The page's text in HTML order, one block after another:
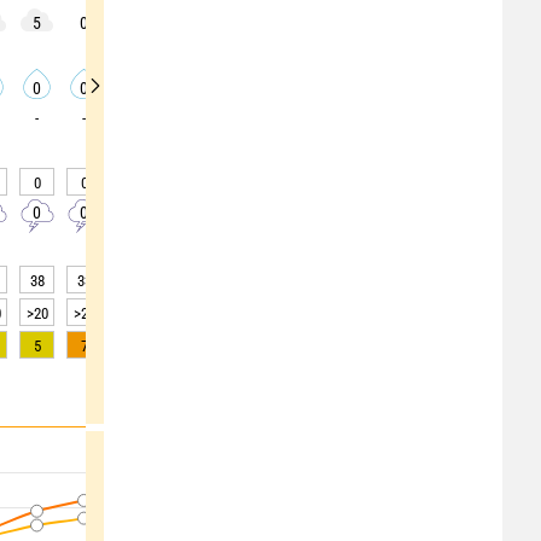
5 0
0 0
- -
0 0
0 0
38 33
>20 >20
5 7